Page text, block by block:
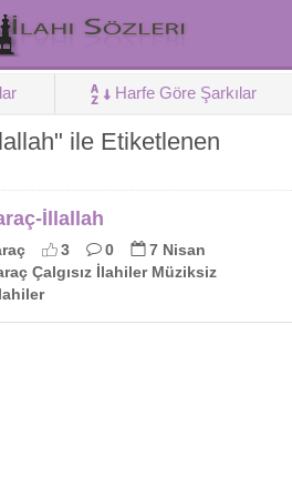
Harfe Göre Şarkılar
ile Etiketlenen
İllallah
3 0
7 Nisan
Çalgısız İlahiler Müziksiz